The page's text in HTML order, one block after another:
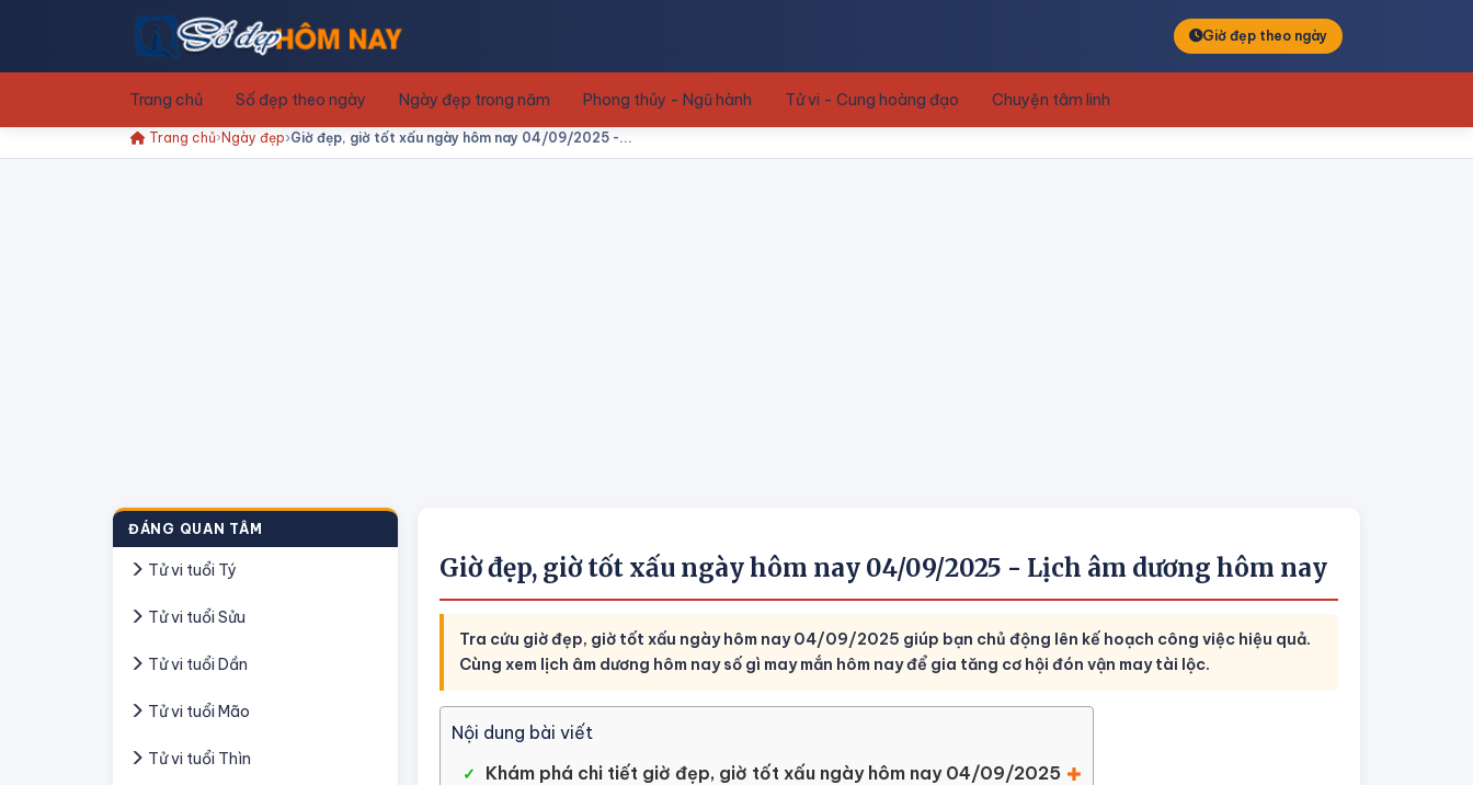
Giờ đẹp theo ngày
Trang chủ Số đẹp theo ngày Ngày đẹp trong năm Phong thủy - Ngũ hành Tử vi - Cung hoàng đạo Chuyện tâm linh
Trang chủ Ngày đẹp Giờ đẹp, giờ tốt xấu ngày hôm nay 04/09/2025 -...
ĐÁNG QUAN TÂM
Tử vi tuổi Tý
Tử vi tuổi Sửu
Tử vi tuổi Dần
Tử vi tuổi Mão
Tử vi tuổi Thìn
Giờ đẹp, giờ tốt xấu ngày hôm nay 04/09/2025 - Lịch âm dương hôm nay
Tra cứu giờ đẹp, giờ tốt xấu ngày hôm nay 04/09/2025 giúp bạn chủ động lên kế hoạch công việc hiệu quả.
Cùng xem lịch âm dương hôm nay số gì may mắn hôm nay để gia tăng cơ hội đón vận may tài lộc.
Nội dung bài viết
Khám phá chi tiết giờ đẹp, giờ tốt xấu ngày hôm nay 04/09/2025